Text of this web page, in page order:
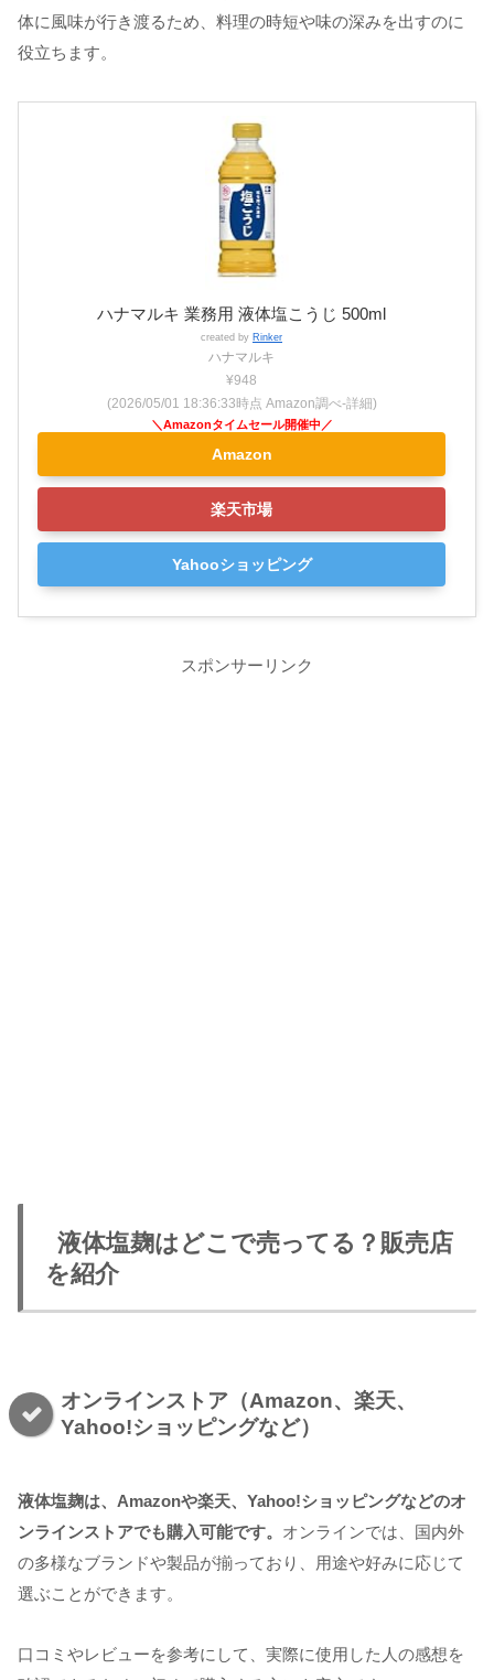
体に風味が行き渡るため、料理の時短や味の深みを出すのに
役立ちます。
ハナマルキ 業務用 液体塩こうじ 500ml
created by Rinker
ハナマルキ
¥948
(2026/05/01 18:36:33時点 Amazon調べ-詳細)
Amazon
楽天市場
Yahooショッピング
スポンサーリンク
液体塩麹はどこで売ってる？販売店
を紹介
オンラインストア（Amazon、楽天、
Yahoo!ショッピングなど）
液体塩麹は、Amazonや楽天、Yahoo!ショッピングなどのオ
ンラインストアでも購入可能です。 オンラインでは、国内外
の多様なブランドや製品が揃っており、用途や好みに応じて
選ぶことができます。
口コミやレビューを参考にして、実際に使用した人の感想を